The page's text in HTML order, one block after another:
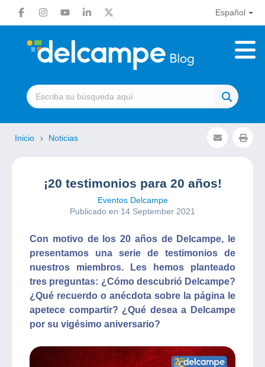
Español
Inicio Noticias
¡20 testimonios para 20 años!
Eventos Delcampe
Publicado en 14 September 2021
Con motivo de los 20 años de Delcampe, le
presentamos una serie de testimonios de
nuestros miembros. Les hemos planteado
tres preguntas: ¿Cómo descubrió Delcampe?
¿Qué recuerdo o anécdota sobre la página le
apetece compartir? ¿Qué desea a Delcampe
por su vigésimo aniversario?